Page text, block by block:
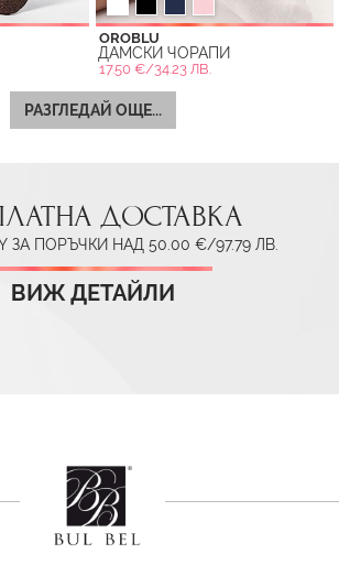
OROBLU
ДАМСКИ ЧОРАПИ
17.50 €/34.23 ЛВ.
РАЗГЛЕДАЙ ОЩЕ...
ДОСТАВКА
ЗА ПОРЪЧКИ НАД 50.00 €/97.79 ЛВ.
ВИЖ ДЕТАЙЛИ